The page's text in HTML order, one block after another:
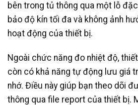
bên trong tủ thông qua một lỗ
bảo độ kín tối đa và không ảnh
hoạt động của thiết bị.
Ngoài chức năng đo nhiệt độ,
còn có khả năng tự động lưu giá
nhớ. Điều này giúp bạn theo dõi
thông qua file report của thiết bị.